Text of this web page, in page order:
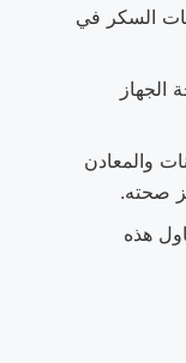
السكر في
الجهاز
والمعادن
صحته.
هذه